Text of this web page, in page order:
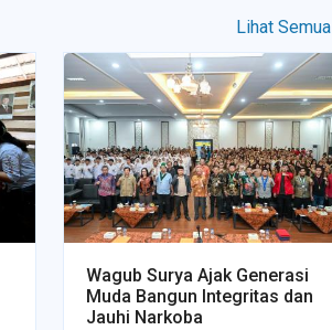
Lihat Semua
Wagub Surya Ajak Generasi
Muda Bangun Integritas dan
Jauhi Narkoba